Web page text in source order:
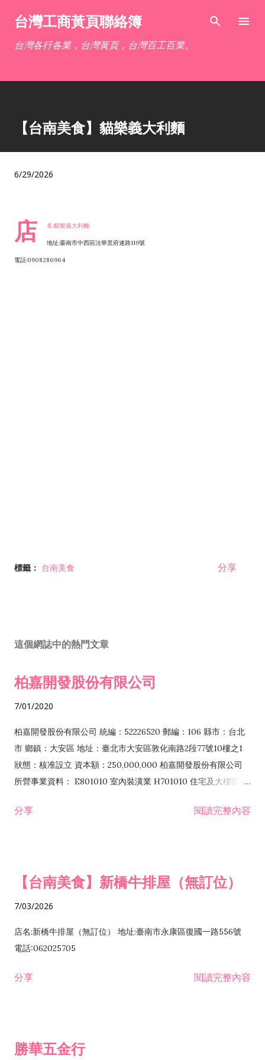
跳到主要內容
台灣工商黃頁聯絡簿
台灣各行各業，台灣黃頁，台灣百工百業。
【台南美食】貓樂義大利麵
6/29/2026
店 名:貓樂義大利麵
地址:臺南市中西區法華里府連路119號
電話:0908286964
標籤： 台南美食 分享
這個網誌中的熱門文章
柏嘉開發股份有限公司
7/01/2020
柏嘉開發股份有限公司 統編：52226520 郵編：106 縣市：台北
市 鄉鎮：大安區 地址：臺北市大安區敦化南路2段77號10樓之1
狀態：核准設立 資本額：250,000,000 柏嘉開發股份有限公司
所營事業資料： E801010 室內裝潢業 H701010 住宅及大樓開發
發業 H703090 不動產買賣業 H703100 不動產租賃業 I503010
分享 閱讀完整內容
【台南美食】新橋牛排屋（無訂位）
7/03/2026
店名:新橋牛排屋（無訂位） 地址:臺南市永康區復國一路556號
電話:062025705
分享 閱讀完整內容
勝華五金行